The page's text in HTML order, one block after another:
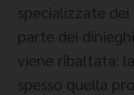
specializzate
parte dei
viene ribaltata:
spesso quella